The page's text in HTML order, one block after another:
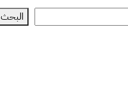
البحث